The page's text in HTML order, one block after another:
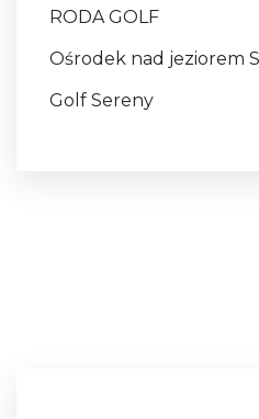
RODA GOLF
Ośrodek nad jeziorem
Golf Sereny